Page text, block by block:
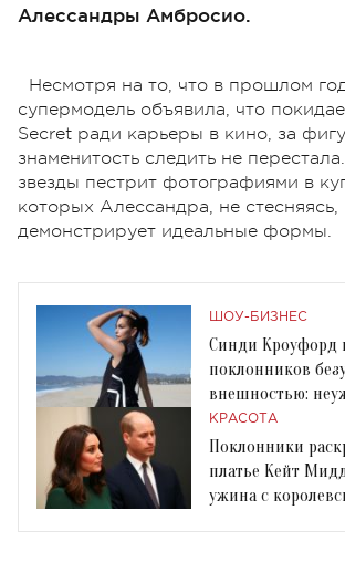
Алессандры Амбросио.
Несмотря на то, что в прошлом
супермодель объявила, что
Secret ради карьеры в кино, за
знаменитость следить не
звезды пестрит фотографиями в
которых Алессандра, не стесняясь,
демонстрирует идеальные формы.
ШОУ-БИЗНЕС
Синди Кроуфорд
поклонников
внешностью:
действительно 51?
КРАСОТА
Поклонники
платье Кейт
ужина с